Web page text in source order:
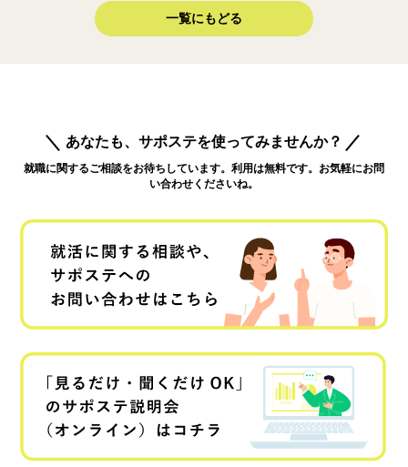
一覧にもどる
あなたも、サポステを使ってみませんか？
就職に関するご相談をお待ちしています。利用は無料です。お気軽にお問
い合わせくださいね。